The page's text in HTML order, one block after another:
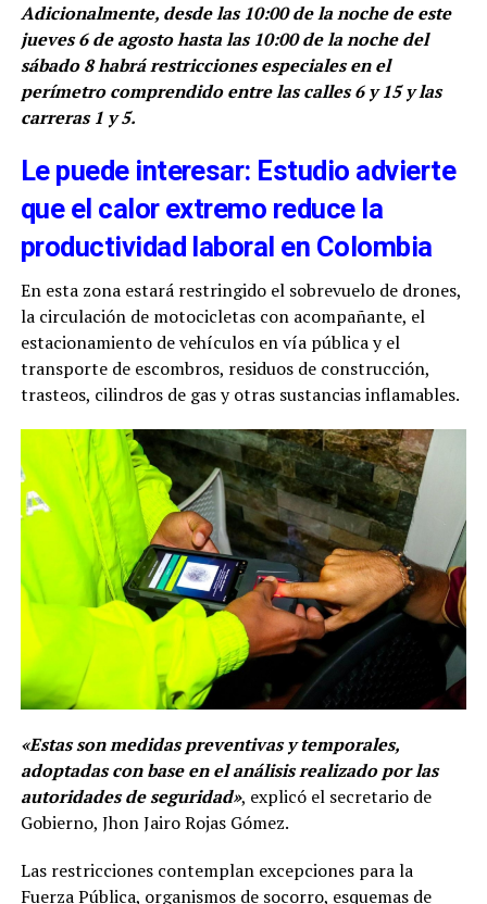
Adicionalmente, desde las 10:00 de la noche de este
jueves 6 de agosto hasta las 10:00 de la noche del
sábado 8 habrá restricciones especiales en el
perímetro comprendido entre las calles 6 y 15 y las
carreras 1 y 5.
Le puede interesar: Estudio advierte
que el calor extremo reduce la
productividad laboral en Colombia
En esta zona estará restringido el sobrevuelo de drones,
la circulación de motocicletas con acompañante, el
estacionamiento de vehículos en vía pública y el
transporte de escombros, residuos de construcción,
trasteos, cilindros de gas y otras sustancias inflamables.
«Estas son medidas preventivas y temporales,
adoptadas con base en el análisis realizado por las
autoridades de seguridad», explicó el secretario de
Gobierno, Jhon Jairo Rojas Gómez.
Las restricciones contemplan excepciones para la
Fuerza Pública, organismos de socorro, esquemas de